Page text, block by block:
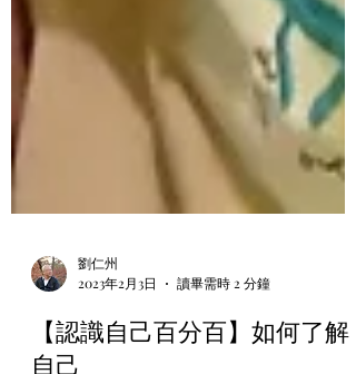
劉仁州
2023年2月3日
讀畢需時 2 分鐘